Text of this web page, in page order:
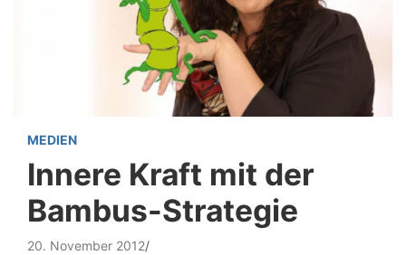
MEDIEN
Innere Kraft mit der
Bambus-Strategie
20. November 2012